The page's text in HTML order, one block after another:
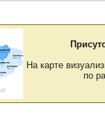
На карте
по